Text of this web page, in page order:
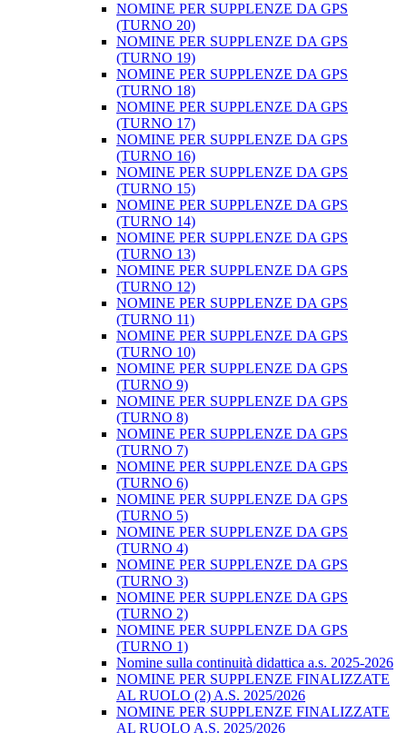
NOMINE PER SUPPLENZE DA GPS
(TURNO 20)
NOMINE PER SUPPLENZE DA GPS
(TURNO 19)
NOMINE PER SUPPLENZE DA GPS
(TURNO 18)
NOMINE PER SUPPLENZE DA GPS
(TURNO 17)
NOMINE PER SUPPLENZE DA GPS
(TURNO 16)
NOMINE PER SUPPLENZE DA GPS
(TURNO 15)
NOMINE PER SUPPLENZE DA GPS
(TURNO 14)
NOMINE PER SUPPLENZE DA GPS
(TURNO 13)
NOMINE PER SUPPLENZE DA GPS
(TURNO 12)
NOMINE PER SUPPLENZE DA GPS
(TURNO 11)
NOMINE PER SUPPLENZE DA GPS
(TURNO 10)
NOMINE PER SUPPLENZE DA GPS
(TURNO 9)
NOMINE PER SUPPLENZE DA GPS
(TURNO 8)
NOMINE PER SUPPLENZE DA GPS
(TURNO 7)
NOMINE PER SUPPLENZE DA GPS
(TURNO 6)
NOMINE PER SUPPLENZE DA GPS
(TURNO 5)
NOMINE PER SUPPLENZE DA GPS
(TURNO 4)
NOMINE PER SUPPLENZE DA GPS
(TURNO 3)
NOMINE PER SUPPLENZE DA GPS
(TURNO 2)
NOMINE PER SUPPLENZE DA GPS
(TURNO 1)
Nomine sulla continuità didattica a.s. 2025-2026
NOMINE PER SUPPLENZE FINALIZZATE
AL RUOLO (2) A.S. 2025/2026
NOMINE PER SUPPLENZE FINALIZZATE
AL RUOLO A.S. 2025/2026